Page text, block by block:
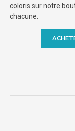
coloris sur notre
chacune.